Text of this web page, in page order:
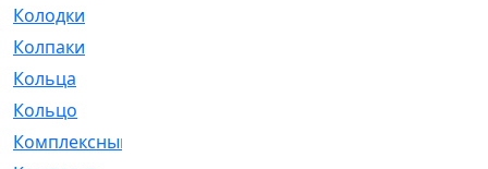
Колодки
Колпаки
Кольца
Кольцо
Комплексный